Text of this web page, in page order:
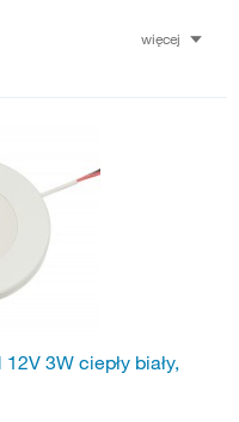
więcej
3W ciepły biały,